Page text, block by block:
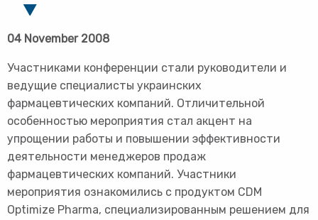
04 November 2008
Участниками конференции стали руководители и
ведущие специалисты украинских
фармацевтических компаний. Отличительной
особенностью мероприятия стал акцент на
упрощении работы и повышении эффективности
деятельности менеджеров продаж
фармацевтических компаний. Участники
мероприятия ознакомились с продуктом CDM
Optimize Pharma, специализированным решением для